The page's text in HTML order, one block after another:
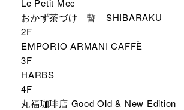
Le Petit Mec
おかず茶づけ 暫 SHIBARAKU
2F
EMPORIO ARMANI CAFFÈ
3F
HARBS
4F
丸福珈琲店 Good Old & New Edition